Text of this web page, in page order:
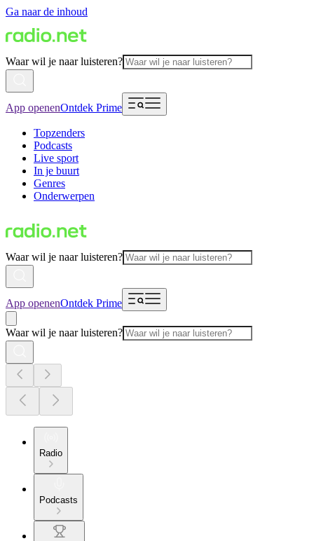
Ga naar de inhoud
Waar wil je naar luisteren?
App openenOntdek Prime
Topzenders
Podcasts
Live sport
In je buurt
Genres
Onderwerpen
Waar wil je naar luisteren?
App openenOntdek Prime
Waar wil je naar luisteren?
Radio
Podcasts